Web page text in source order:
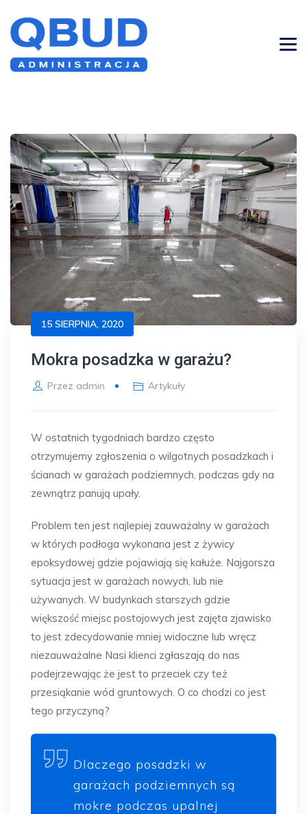
15 SIERPNIA, 2020
Mokra posadzka w garażu?
Przez admin Artykuły
W ostatnich tygodniach bardzo często
otrzymujemy zgłoszenia o wilgotnych posadzkach i
ścianach w garażach podziemnych, podczas gdy na
zewnątrz panują upały.
Problem ten jest najlepiej zauważalny w garażach
w których podłoga wykonana jest z żywicy
epoksydowej gdzie pojawiają się kałuże. Najgorsza
sytuacja jest w garażach nowych, lub nie
używanych. W budynkach starszych gdzie
większość miejsc postojowych jest zajęta zjawisko
to jest zdecydowanie mniej widoczne lub wręcz
niezauważalne Nasi klienci zgłaszają do nas
podejrzewając że jest to przeciek czy też
przesiąkanie wód gruntowych. O co chodzi co jest
tego przyczyną?
Dlaczego posadzki w
garażach podziemnych są
mokre podczas upalnej